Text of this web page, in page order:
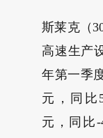
斯莱克（
高速生产
年第一季
元，同比
元，同比-